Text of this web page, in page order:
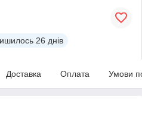
26 днів
Доставка Оплата Умови